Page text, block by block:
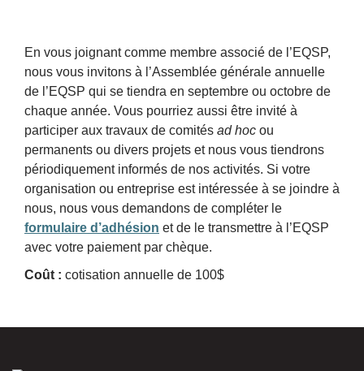
En vous joignant comme membre associé de l’EQSP,
nous vous invitons à l’Assemblée générale annuelle
de l’EQSP qui se tiendra en septembre ou octobre de
chaque année. Vous pourriez aussi être invité à
participer aux travaux de comités ad hoc ou
permanents ou divers projets et nous vous tiendrons
périodiquement informés de nos activités. Si votre
organisation ou entreprise est intéressée à se joindre à
nous, nous vous demandons de compléter le
formulaire d’adhésion et de le transmettre à l’EQSP
avec votre paiement par chèque.
Coût : cotisation annuelle de 100$